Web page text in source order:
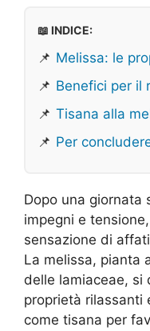
📖 INDICE:
📌 Melissa: le
📌 Benefici per il
📌 Tisana alla
📌 Per
Dopo una giornata
impegni e
sensazione di
La melissa, pianta
delle lamiaceae, si
proprietà rilassanti
come tisana per